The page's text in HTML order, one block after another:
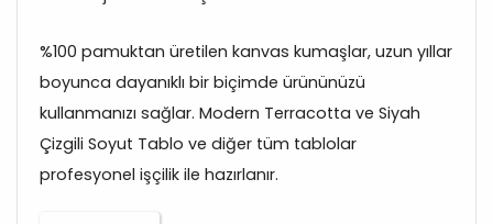
%100 pamuktan üretilen kanvas kumaşlar, uzun yıllar
boyunca dayanıklı bir biçimde ürününüzü
kullanmanızı sağlar. Modern Terracotta ve Siyah
Çizgili Soyut Tablo ve diğer tüm tablolar
profesyonel işçilik ile hazırlanır.